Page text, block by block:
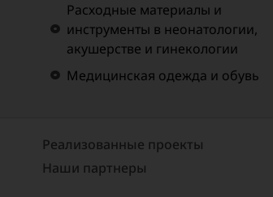
Расходные материалы и
инструменты в неонатологии,
акушерстве и гинекологии
Медицинская одежда и обувь
Реализованные проекты
Наши партнеры